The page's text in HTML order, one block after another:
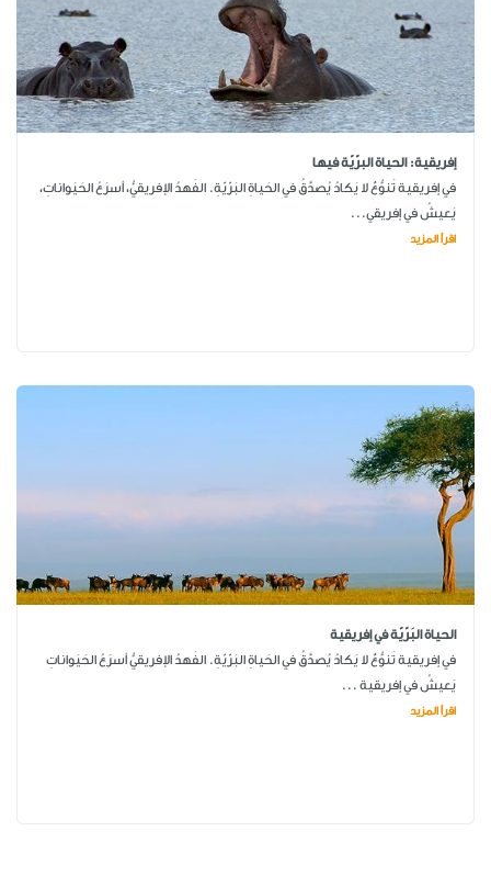
إفريقية: الحياة البرّيّة فيها
في إفريقية تَنوُّعٌ لا يَكادُ يُصدَّقُ في الحَياةِ البَرّيّةِ. الفَهدُ الإفريقيُّ، أسرَعُ الحَيَواناتِ،
يَعيشُ في إفريقي...
اقرأ المزيد
الحياة البَرّيّة في إفريقية
في إفريقية تَنوُّعٌ لا يَكادُ يُصدَّقُ في الحَياةِ البَرّيّةِ. الفَهدُ الإفريقيُّ أسرَعُ الحَيَواناتِ
يَعيشُ في إفريقية ...
اقرأ المزيد